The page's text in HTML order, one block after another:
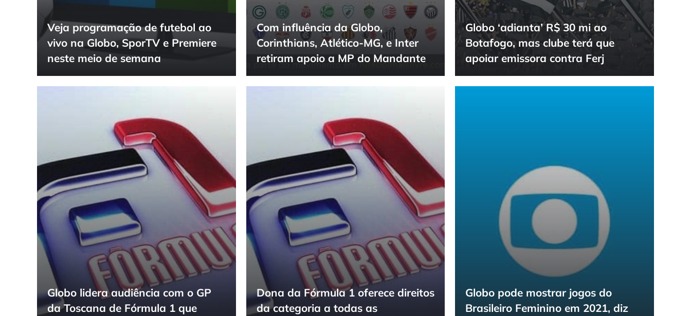
Veja programação de futebol ao
vivo na Globo, SporTV e Premiere
neste meio de semana
Com influência da Globo,
Corinthians, Atlético-MG, e Inter
retiram apoio a MP do Mandante
Globo ‘adianta’ R$ 30 mi ao
Botafogo, mas clube terá que
apoiar emissora contra Ferj
Globo lidera audiência com o GP
da Toscana de Fórmula 1 que
Dona da Fórmula 1 oferece direitos
da categoria a todas as
Globo pode mostrar jogos do
Brasileiro Feminino em 2021, diz